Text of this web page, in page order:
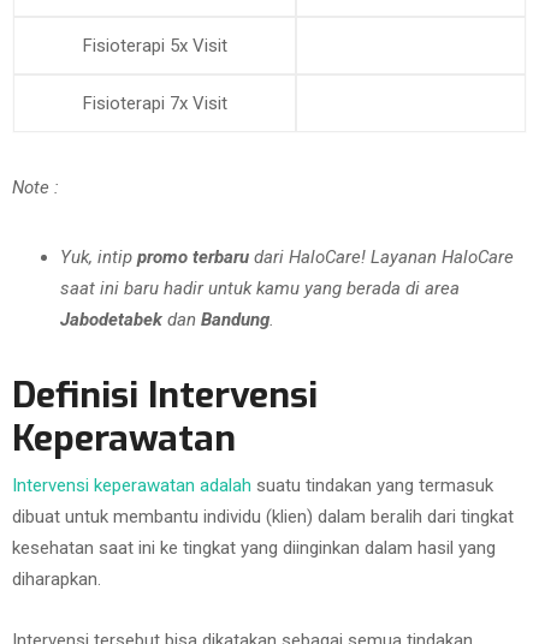
Fisioterapi 5x Visit
Fisioterapi 7x Visit
Note :
Yuk, intip promo terbaru dari HaloCare! Layanan HaloCare
saat ini baru hadir untuk kamu yang berada di area
Jabodetabek dan Bandung.
Definisi Intervensi
Keperawatan
Intervensi keperawatan adalah suatu tindakan yang termasuk
dibuat untuk membantu individu (klien) dalam beralih dari tingkat
kesehatan saat ini ke tingkat yang diinginkan dalam hasil yang
diharapkan.